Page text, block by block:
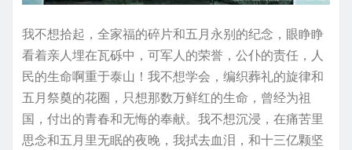
我不想拾起，全家福的碎片和五月永别的纪念，眼睁睁
看着亲人埋在瓦砾中，可军人的荣誉，公仆的责任，人
民的生命啊重于泰山！我不想学会，编织葬礼的旋律和
五月祭奠的花圈，只想那数万鲜红的生命，曾经为祖
国，付出的青春和无悔的奉献。我不想沉浸，在痛苦里
思念和五月里无眠的夜晚，我拭去血泪，和十三亿颗坚